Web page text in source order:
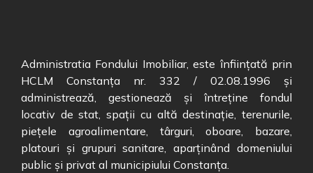
Administratia Fondului Imobiliar, este înființată prin
HCLM Constanța nr. 332 / 02.08.1996 și
administrează, gestionează și întreține fondul
locativ de stat, spații cu altă destinație, terenurile,
piețele agroalimentare, târguri, oboare, bazare,
platouri și grupuri sanitare, aparținând domeniului
public și privat al municipiului Constanța.